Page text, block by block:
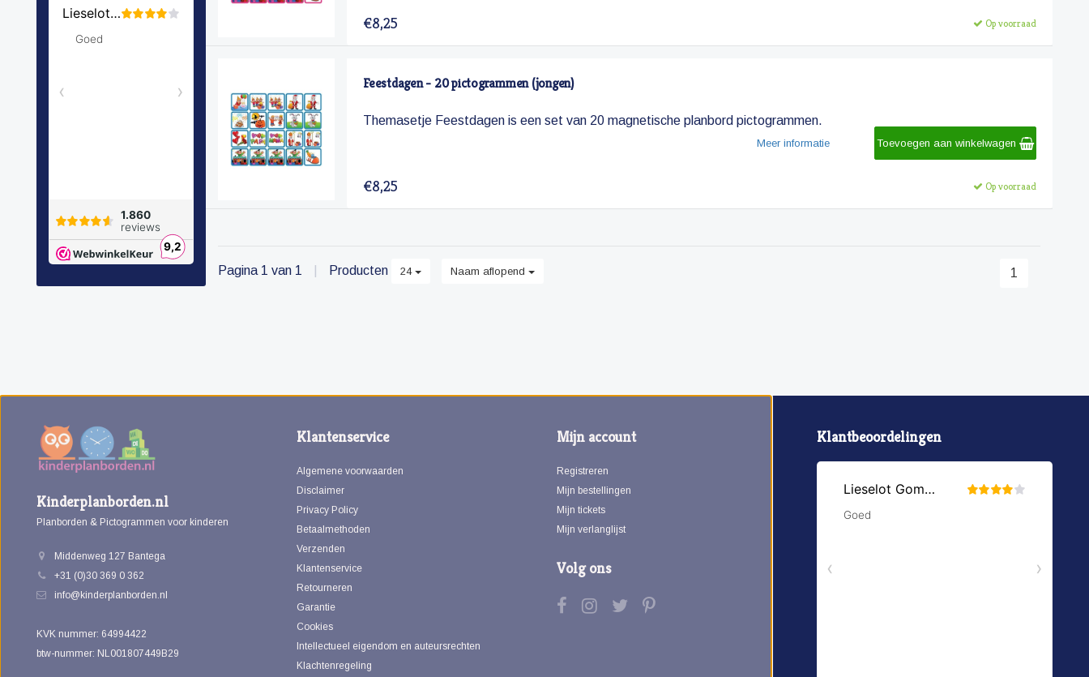
€8,25 Op voorraad
Feestdagen - 20 pictogrammen (jongen)
Themasetje Feestdagen is een set van 20 magnetische planbord pictogrammen.
€8,25 Op voorraad
Toevoegen aan winkelwagen
Meer informatie
Pagina 1 van 1 Producten 24 Naam aflopend 1
Kinderplanborden.nl
Planborden & Pictogrammen voor kinderen
Middenweg 127 Bantega
+31 (0)30 369 0 362
info@kinderplanborden.nl
KVK nummer: 64994422
btw-nummer: NL001807449B29
Klantenservice
Algemene voorwaarden
Disclaimer
Privacy Policy
Betaalmethoden
Verzenden
Klantenservice
Retourneren
Garantie
Cookies
Intellectueel eigendom en auteursrechten
Klachtenregeling
Mijn account
Registreren
Mijn bestellingen
Mijn tickets
Mijn verlanglijst
Volg ons
Klantbeoordelingen